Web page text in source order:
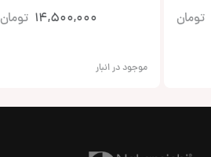
تومان 14,500,000 تومان
موجود در انبار